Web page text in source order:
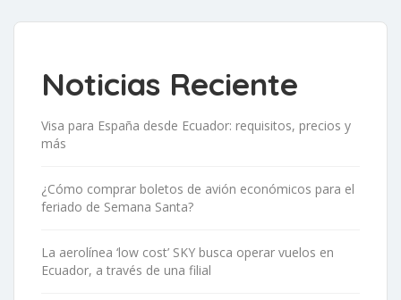
Noticias Reciente
Visa para España desde Ecuador: requisitos, precios y
más
¿Cómo comprar boletos de avión económicos para el
feriado de Semana Santa?
La aerolínea ‘low cost’ SKY busca operar vuelos en
Ecuador, a través de una filial